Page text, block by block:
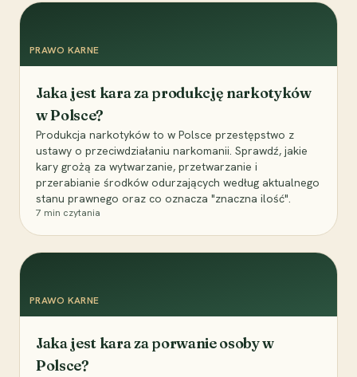
PRAWO KARNE
Jaka jest kara za produkcję narkotyków
w Polsce?
Produkcja narkotyków to w Polsce przestępstwo z
ustawy o przeciwdziałaniu narkomanii. Sprawdź, jakie
kary grożą za wytwarzanie, przetwarzanie i
przerabianie środków odurzających według aktualnego
stanu prawnego oraz co oznacza "znaczna ilość".
7 min czytania
PRAWO KARNE
Jaka jest kara za porwanie osoby w
Polsce?